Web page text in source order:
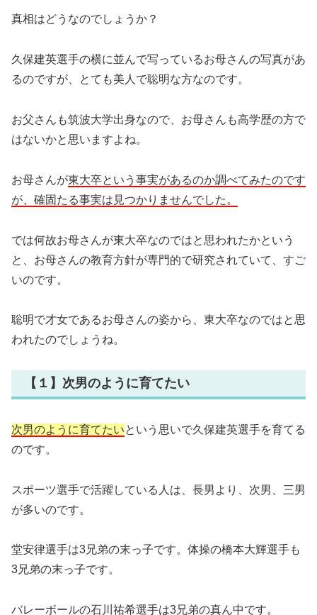
真相はどうなのでしょうか？
久保建英選手の横に並んで写っているお母さんの写真があ
るのですが、とても美人で聡明な方なのです。
お父さんも筑波大学出身なので、お母さんも高学歴の方で
はないかと思いますよね。
お母さんが東大卒という事実があるのか調べてみたのです
が、確固たる事実は見つかりませんでした。
では何故お母さんが東大卒なのではと思われたかという
と、お母さんの教育方針が専門的で研究されていて、すご
いのです。
聡明で才女であるお母さんの姿から、東大卒なのではと思
われたのでしょうね。
【１】次男のように育てたい
次男のように育てたいという思いで久保建英選手を育てる
のです。
スポーツ選手で活躍している人は、長男より、次男、三男
が多いのです。
堂安律選手は3兄弟の末っ子です。体操の橋本大輝選手も
3兄弟の末っ子です。
バレーボールの石川祐希選手は3兄弟の真ん中です。